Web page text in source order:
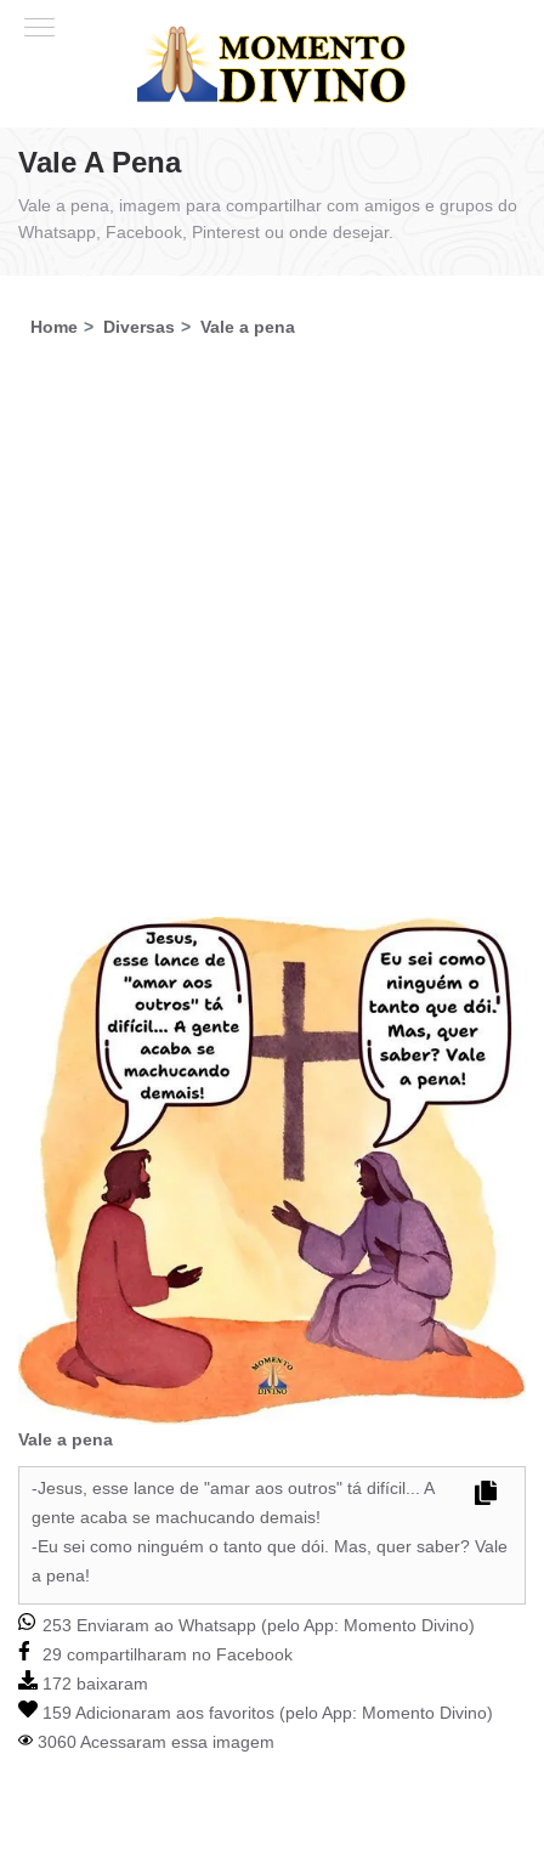
Vale A Pena
Vale a pena, imagem para compartilhar com amigos e grupos do
Whatsapp, Facebook, Pinterest ou onde desejar.
Home Diversas Vale a pena
Vale a pena
-Jesus, esse lance de "amar aos outros" tá difícil... A
gente acaba se machucando demais!
-Eu sei como ninguém o tanto que dói. Mas, quer saber? Vale
a pena!
253 Enviaram ao Whatsapp (pelo App: Momento Divino)
29 compartilharam no Facebook
172 baixaram
159 Adicionaram aos favoritos (pelo App: Momento Divino)
3060 Acessaram essa imagem